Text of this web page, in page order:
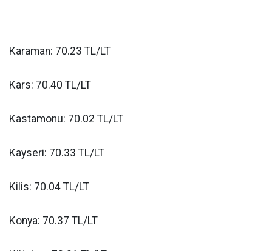
Karaman: 70.23 TL/LT
Kars: 70.40 TL/LT
Kastamonu: 70.02 TL/LT
Kayseri: 70.33 TL/LT
Kilis: 70.04 TL/LT
Konya: 70.37 TL/LT